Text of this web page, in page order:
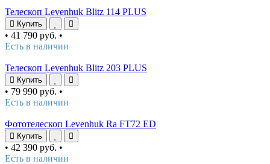
Телескоп Levenhuk Blitz 114 PLUS
Купить
• 41 790 руб. •
Есть в наличии
Телескоп Levenhuk Blitz 203 PLUS
Купить
• 79 990 руб. •
Есть в наличии
Фототелескоп Levenhuk Ra FT72 ED
Купить
• 42 390 руб. •
Есть в наличии